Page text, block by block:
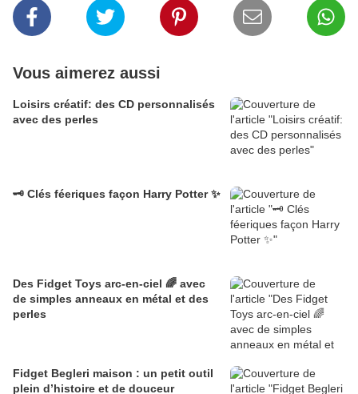
Vous aimerez aussi
Loisirs créatif: des CD personnalisés
avec des perles
🗝️ Clés féeriques façon Harry Potter ✨
Des Fidget Toys arc-en-ciel 🌈 avec
de simples anneaux en métal et des
perles
Fidget Begleri maison : un petit outil
plein d’histoire et de douceur